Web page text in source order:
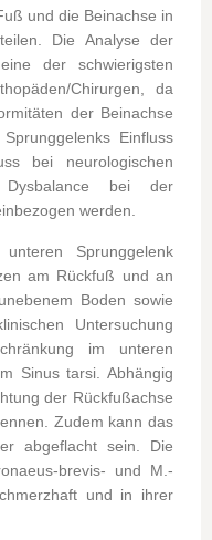
und die Beinachse in
Die Analyse der
der schwierigsten
Chirurgen, da
der Beinachse
Einfluss
bei neurologischen
Dysbalance bei der
werden.
Sprunggelenk
am Rückfuß und an
Boden sowie
Untersuchung
im unteren
Sinus tarsi. Abhängig
der Rückfußachse
Zudem kann das
abgeflacht sein. Die
brevis- und M.-
und in ihrer